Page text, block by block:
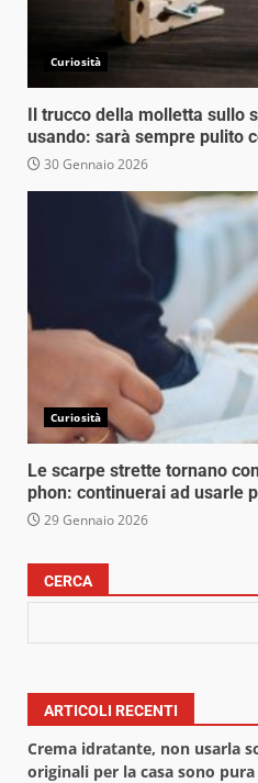
Curiosità
Il trucco della molletta sullo
usando: sarà sempre pulito
30 Gennaio 2026
Curiosità
Le scarpe strette tornano
phon: continuerai ad usarle
29 Gennaio 2026
CERCA
ARTICOLI RECENTI
Crema idratante, non usarla
originali per la casa sono